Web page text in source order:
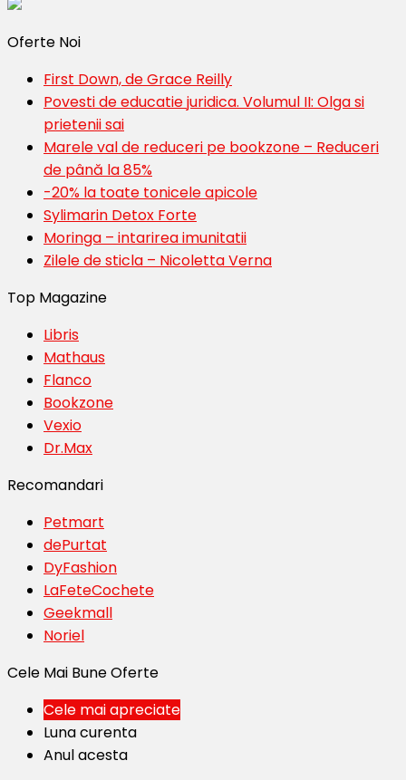
Oferte Noi
First Down, de Grace Reilly
Povesti de educatie juridica. Volumul II: Olga si
prietenii sai
Marele val de reduceri pe bookzone – Reduceri
de până la 85%
-20% la toate tonicele apicole
Sylimarin Detox Forte
Moringa – intarirea imunitatii
Zilele de sticla – Nicoletta Verna
Top Magazine
Libris
Mathaus
Flanco
Bookzone
Vexio
Dr.Max
Recomandari
Petmart
dePurtat
DyFashion
LaFeteCochete
Geekmall
Noriel
Cele Mai Bune Oferte
Cele mai apreciate
Luna curenta
Anul acesta